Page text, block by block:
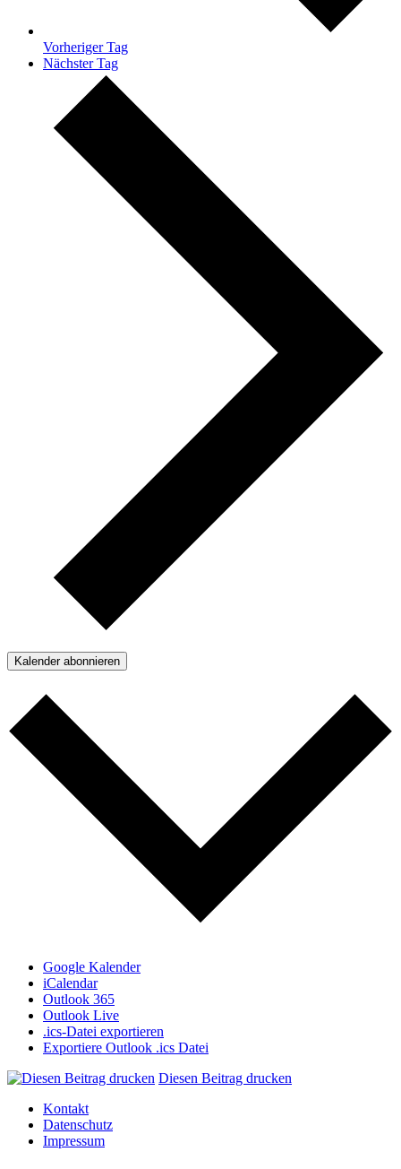
Vorheriger Tag
Nächster Tag
Kalender abonnieren
Google Kalender
iCalendar
Outlook 365
Outlook Live
.ics-Datei exportieren
Exportiere Outlook .ics Datei
Diesen Beitrag drucken
Kontakt
Datenschutz
Impressum